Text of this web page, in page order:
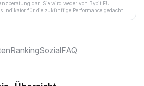
dar. Sie wird weder von Bybit EU
Indikator für die zukünftige Performance gedacht.
RankingSozialFAQ